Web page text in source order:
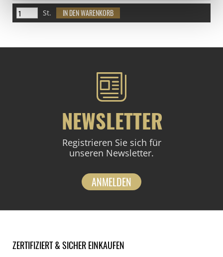
St.
NEWSLETTER
Registrieren Sie sich für
unseren Newsletter.
ANMELDEN
ZERTIFIZIERT & SICHER EINKAUFEN